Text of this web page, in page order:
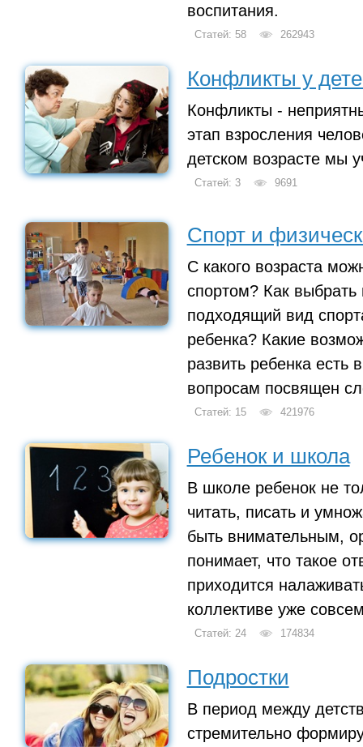
воспитания.
Статей: 58 262943
Конфликты у
Конфликты -
этап взросления
детском возрасте мы
Статей: 3 9691
Спорт и
С какого возраста
спортом? Как выбрать
подходящий вид
ребенка? Какие
развить ребенка
вопросам посвящен
Статей: 15 421976
Ребенок и школа
В школе ребенок не
читать, писать и
быть внимательным,
понимает, что такое
приходится
коллективе уже
Статей: 24 174834
Подростки
В период между
стремительно